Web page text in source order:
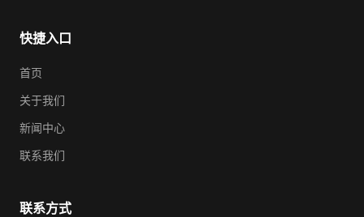
快捷入口
首页
关于我们
新闻中心
联系我们
联系方式